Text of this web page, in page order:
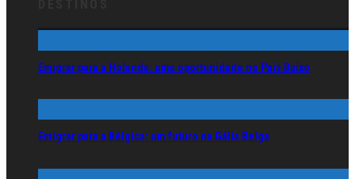
Emigrar para a Holanda: uma oportunidade no País Baixo
Emigrar para a Bélgica: um futuro na Gália Belga